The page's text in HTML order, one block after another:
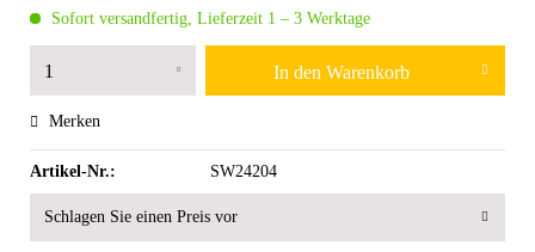
Sofort versandfertig, Lieferzeit 1 – 3 Werktage
In den Warenkorb
Merken
Artikel-Nr.: SW24204
Schlagen Sie einen Preis vor